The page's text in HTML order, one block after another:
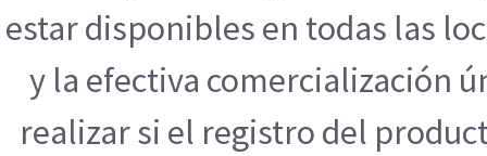
estar disponibles en todas las
y la efectiva comercialización
realizar si el registro del